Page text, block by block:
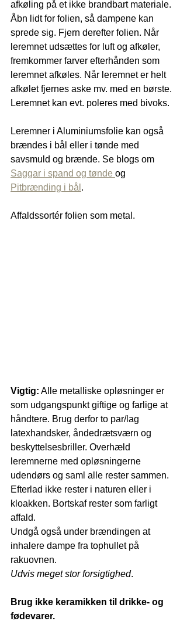
afkøling på et ikke brandbart materiale.
Åbn lidt for folien, så dampene kan
sprede sig. Fjern derefter folien. Når
leremnet udsættes for luft og afkøler,
fremkommer farver efterhånden som
leremnet afkøles. Når leremnet er helt
afkølet fjernes aske mv. med en børste.
Leremnet kan evt. poleres med bivoks.
Leremner i Aluminiumsfolie kan også
brændes i bål eller i tønde med
savsmuld og brænde. Se blogs om
Saggar i spand og tønde og
Pitbrænding i bål .
Affaldssortér folien som metal.
Vigtig: Alle metalliske opløsninger er
som udgangspunkt giftige og farlige at
håndtere. Brug derfor to par/lag
latexhandsker, åndedrætsværn og
beskyttelsesbriller. Overhæld
leremnerne med opløsningerne
udendørs og saml alle rester sammen.
Efterlad ikke rester i naturen eller i
kloakken. Bortskaf rester som farligt
affald.
Undgå også under brændingen at
inhalere dampe fra tophullet på
rakuovnen.
Udvis meget stor forsigtighed.
Brug ikke keramikken til drikke- og
fødevarer.